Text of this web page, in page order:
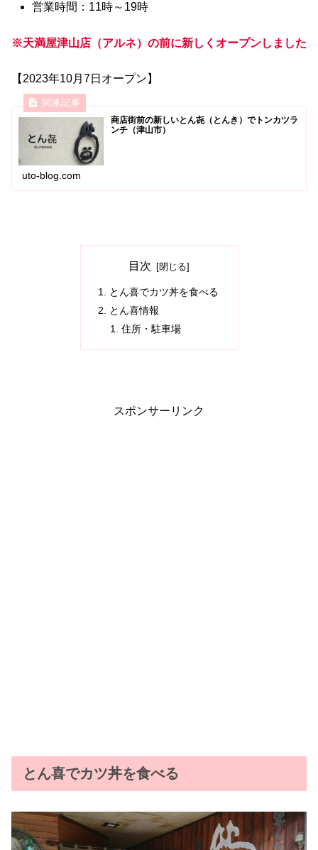
営業時間：11時～19時
※天満屋津山店（アルネ）の前に新しくオープンしました
【2023年10月7日オープン】
商店街前の新しいとん㐂（とんき）でトンカツラ
ンチ（津山市）
uto-blog.com
目次
とん喜でカツ丼を食べる
とん喜情報
住所・駐車場
スポンサーリンク
とん喜でカツ丼を食べる